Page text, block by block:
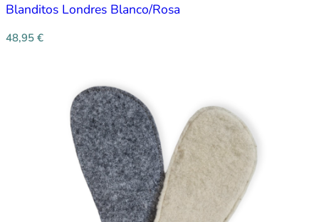
Blanditos Londres Blanco/Rosa
48,95 €